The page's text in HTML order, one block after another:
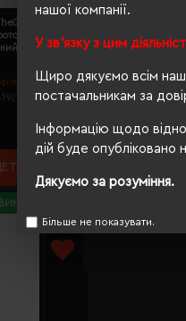
нашої компанії.
У зв'язку з цим
Щиро дякуємо всім
постачальникам за
Інформацію щодо
дій буде опубліковано
Дякуємо за розуміння.
Більше не показувати.
- 40041819-